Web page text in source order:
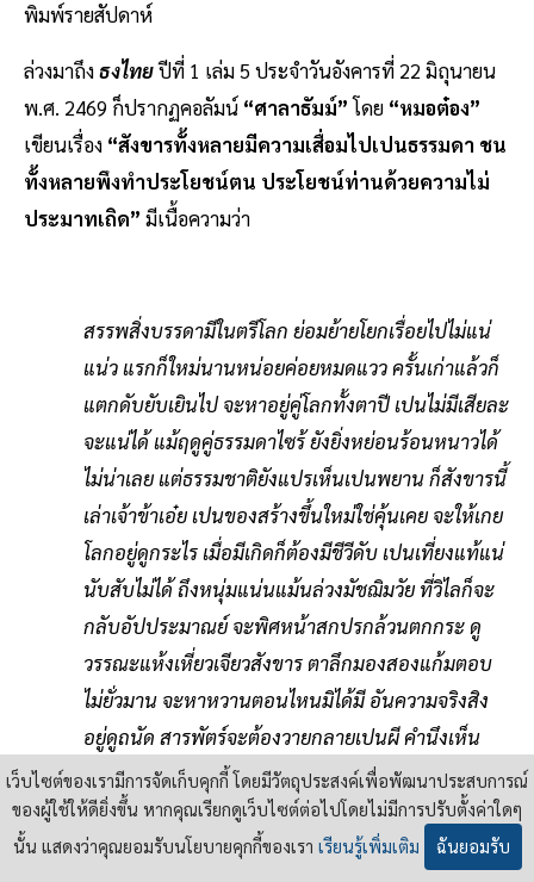
พิมพ์รายสัปดาห์
ล่วงมาถึงธงไทยปีที่ 1 เล่ม 5 ประจำวันอังคารที่ 22 มิถุนายน
พ.ศ. 2469 ก็ปรากฏคอลัมน์ “ศาลาธัมม์”โดย “หมอต๋อง”
เขียนเรื่อง “สังขารทั้งหลายมีความเสื่อมไปเปนธรรมดา ชน
ทั้งหลายพึงทำประโยชน์ตน ประโยชน์ท่านด้วยความไม่
ประมาทเถิด” มีเนื้อความว่า
สรรพสิ่งบรรดามีในตรีโลก ย่อมย้ายโยกเรื่อยไปไม่แน่
แน่ว แรกก็ใหม่นานหน่อยค่อยหมดแวว ครั้นเก่าแล้วก็
แตกดับยับเยินไป จะหาอยู่คู่โลกทั้งตาปี เปนไม่มีเสียละ
จะแน่ได้ แม้ฤดูคู่ธรรมดาไซร้ ยังยิ่งหย่อนร้อนหนาวได้
ไม่น่าเลย แต่ธรรมชาติยังแปรเห็นเปนพยาน ก็สังขารนี้
เล่าเจ้าข้าเอ๋ย เปนของสร้างขึ้นใหม่ใช่คุ้นเคย จะให้เกย
โลกอยู่ดูกระไร เมื่อมีเกิดก็ต้องมีชีวีดับ เปนเที่ยงแท้แน่
นับสับไม่ได้ ถึงหนุ่มแน่นแม้นล่วงมัชฌิมวัย ที่วิไลก็จะ
กลับอัปประมาณย์ จะพิศหน้าสกปรกล้วนตกกระ ดู
วรรณะแห้งเหี่ยวเจียวสังขาร ตาลึกมองสองแก้มตอบ
ไม่ยั่วมาน จะหาหวานตอนไหนมิได้มี อันความจริงสิง
อยู่ดูถนัด สารพัตร์จะต้องวายกลายเปนผี คำนึงเห็น
เช่นสิ่งในโลกีย์ ก็เรานี้ควรทำประการใด
พระพุทธองค์ทรงธรรมเปนอำนาจ ก่อนนิราศแรม
โลกีย์วิสัย ได้ชี้ช่องเพื่อชนที่สนใจ พึงตริตรึกนึกไว้เจริญ
เว็บไซต์ของเรามีการจัดเก็บคุกกี้ โดยมีวัตถุประสงค์เพื่อพัฒนาประสบการณ์
ของผู้ใช้ให้ดียิ่งขึ้น หากคุณเรียกดูเว็บไซต์ต่อไปโดยไม่มีการปรับตั้งค่าใดๆ
นั้น แสดงว่าคุณยอมรับนโยบายคุกกี้ของเรา เรียนรู้เพิ่มเติม ฉันยอมรับ